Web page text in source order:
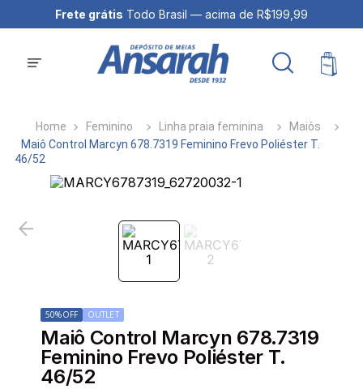
Frete grátis Todo Brasil — acima de R$199,99
Feminino Linha praia feminina
Maiôs
Maiô Control Marcyn 678.7319 Feminino Frevo Poliéster T.
46/52
50%OFF OUTLET
Maiô Control Marcyn 678.7319
Feminino Frevo Poliéster T.
46/52